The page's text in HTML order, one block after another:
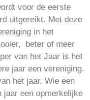
voor de eerste
uitgereikt. Met deze
in het
beter of meer
van het Jaar is het
jaar een vereniging.
het jaar. Wie een
jaar een opmerkelijke